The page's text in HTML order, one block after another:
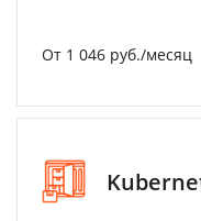
От 1 046 руб./месяц